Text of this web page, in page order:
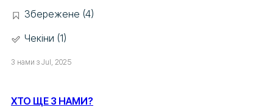
Збережене (4)
Чекіни (1)
З нами з Jul, 2025
ХТО ЩЕ З НАМИ?